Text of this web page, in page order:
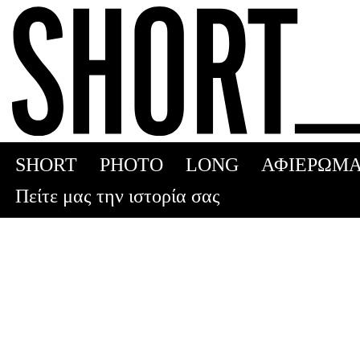
Skip
to
content
SHORT PHOTO LONG
Πείτε μας την ιστορία σας